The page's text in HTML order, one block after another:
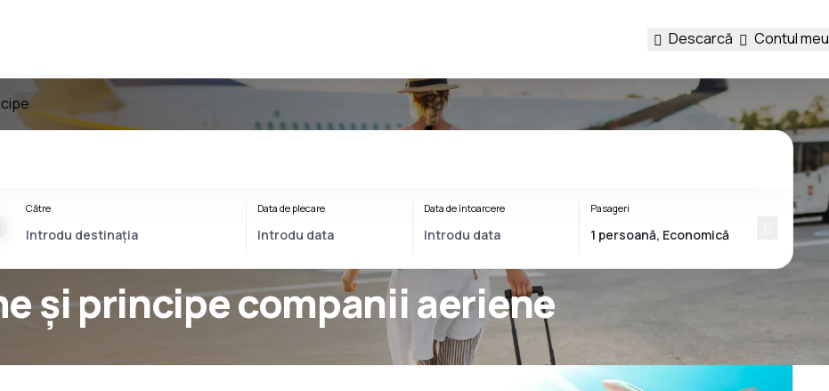
Descarcă Contul meu
și principe companii aeriene
Către Data de plecare Data de întoarcere Pasageri